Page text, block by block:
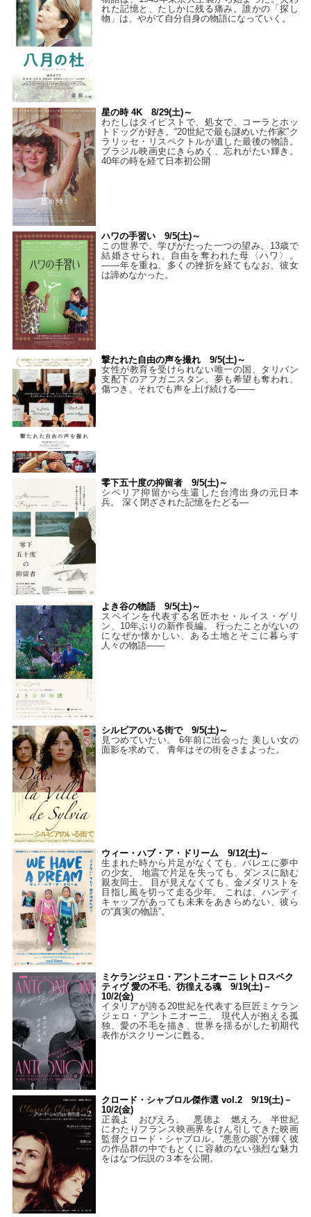
れた記憶と、たしかに残る痛み。誰かの「探し
物」は、やがて自分自身の物語になっていく。
星の時 4K 8/29(土)～
わたしはタイピストで、処⼥で、コーラとホッ
トドッグが好き。“20世紀で最も謎めいた作家”ク
ラリッセ・リスペクトルが遺した最後の物語。
ブラジル映画史にきらめく、忘れがたい輝き。
40年の時を経て⽇本初公開
ハワの手習い 9/5(土)～
この世界で、学びがたった一つの望み。13歳で
結婚させられ、自由を奪われた母〈ハワ〉。
——年を重ね、多くの挫折を経てもなお、彼女
は諦めなかった。
撃たれた自由の声を撮れ 9/5(土)～
女性が教育を受けられない唯一の国、タリバン
支配下のアフガニスタン。夢も希望も奪われ、
傷つき、それでも声を上げ続ける——
零下五十度の抑留者 9/5(土)～
シベリア抑留から生還した台湾出身の元日本
兵。 深く閉ざされた記憶をたどる—
よき谷の物語 9/5(土)～
スペインを代表する名匠ホセ・ルイス・ゲリ
ン、10年ぶりの新作長編。 行ったことがないの
になぜか懐かしい、ある土地とそこに暮らす
人々の物語――
シルビアのいる街で 9/5(土)～
見つめていたい。 6年前に出会った 美しい女の
面影を求めて、 青年はその街をさまよった。
ウィー・ハブ・ア・ドリーム 9/12(土)～
生まれた時から片足がなくても、バレエに夢中
の少女。 地震で片足を失っても、ダンスに励む
親友同士。 目が見えなくても、金メダリストを
目指し風を切って走る少年。 これは、ハンディ
キャップがあっても未来をあきらめない、彼ら
の“真実の物語”。
ミケランジェロ・アントニオーニ レトロスペク
ティヴ 愛の不毛、彷徨える魂 9/19(土)－
10/2(金)
イタリアが誇る20世紀を代表する巨匠ミケラン
ジェロ・アントニオーニ。 現代人が抱える孤
独、愛の不毛を描き、世界を揺るがした初期代
表作がスクリーンに甦る。
クロード・シャブロル傑作選 vol.2 9/19(土)－
10/2(金)
正義よ おびえろ。 悪徳よ 燃えろ。 半世紀
にわたりフランス映画界をけん引してきた映画
監督クロード・シャブロル。“悪意の眼”が輝く彼
の作品群の中でもとくに容赦のない強烈な魅力
をはなつ伝説の３本を公開。